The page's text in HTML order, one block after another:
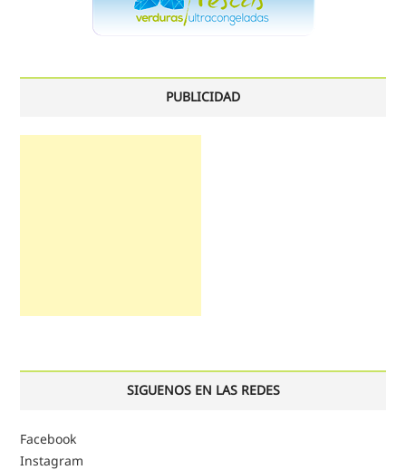
PUBLICIDAD
SIGUENOS EN LAS REDES
Facebook
Instagram